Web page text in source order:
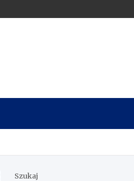
Szukaj